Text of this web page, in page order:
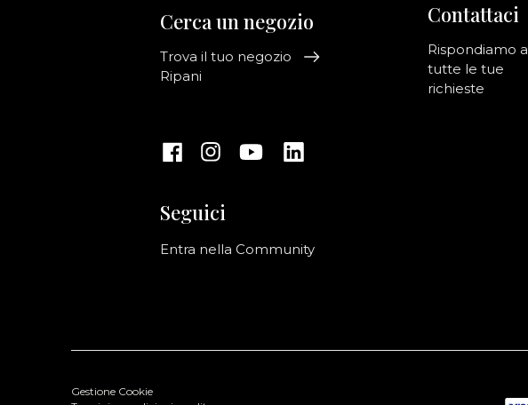
Cerca un negozio
Trova il tuo negozio
Ripani
Seguici
Entra nella Community
Contattaci
Rispondiamo a
tutte le tue
richieste
Gestione Cookie